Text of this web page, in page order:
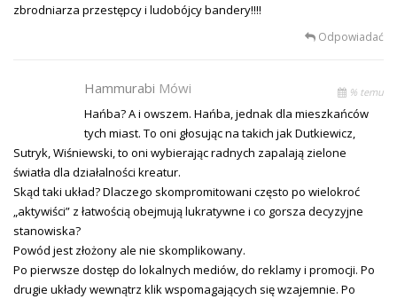
zbrodniarza przestępcy i ludobójcy bandery!!!!
Odpowiadać
Hammurabi Mówi % temu
Hańba? A i owszem. Hańba, jednak dla mieszkańców
tych miast. To oni głosując na takich jak Dutkiewicz,
Sutryk, Wiśniewski, to oni wybierając radnych zapalają zielone
światła dla działalności kreatur.
Skąd taki układ? Dlaczego skompromitowani często po wielokroć
„aktywiści” z łatwością obejmują lukratywne i co gorsza decyzyjne
stanowiska?
Powód jest złożony ale nie skomplikowany.
Po pierwsze dostęp do lokalnych mediów, do reklamy i promocji. Po
drugie układy wewnątrz klik wspomagających się wzajemnie. Po